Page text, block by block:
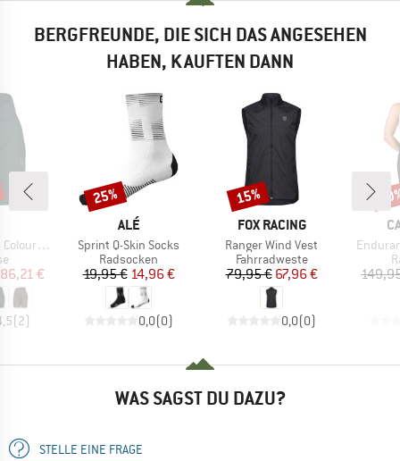
BERGFREUNDE, DIE SICH DAS ANGESEHEN
HABEN, KAUFTEN DANN
Shorts
Preis
86,21 €
(2)
MARKE
ALÉ
Artikel
Sprint Q-Skin Socks
Produktgruppe
Radsocken
Preis
19,95 €reduzierter Preis
14,96 €
0,0(0)
Rabatt
25%
MARKE
FOX RACING
Artikel
Ranger Wind Vest
Produktgruppe
Fahrradweste
Preis
79,95 €reduzierter Preis
67,96 €
0,0(0)
Rabatt
15%
Artikel
WAS SAGST DU DAZU?
STELLE EINE FRAGE